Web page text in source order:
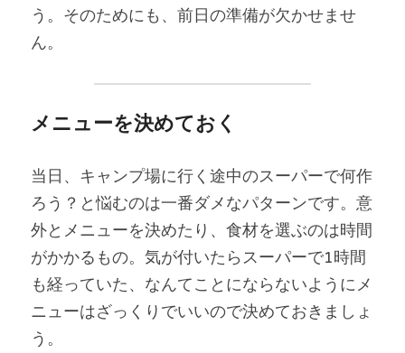
う。そのためにも、前日の準備が欠かせませ
ん。
メニューを決めておく
当日、キャンプ場に行く途中のスーパーで何作
ろう？と悩むのは一番ダメなパターンです。意
外とメニューを決めたり、食材を選ぶのは時間
がかかるもの。気が付いたらスーパーで1時間
も経っていた、なんてことにならないようにメ
ニューはざっくりでいいので決めておきましょ
う。